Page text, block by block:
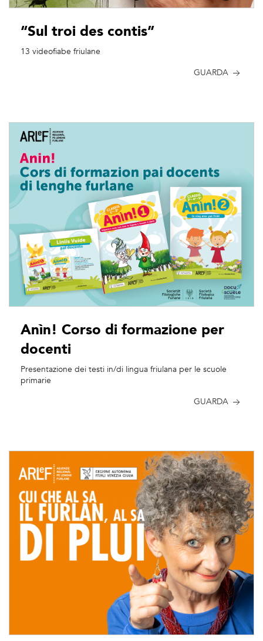
“Sul troi des contis”
13 videofiabe friulane
GUARDA
Anìn! Corso di formazione per
docenti
Presentazione dei testi in/di lingua friulana per le scuole
primarie
GUARDA